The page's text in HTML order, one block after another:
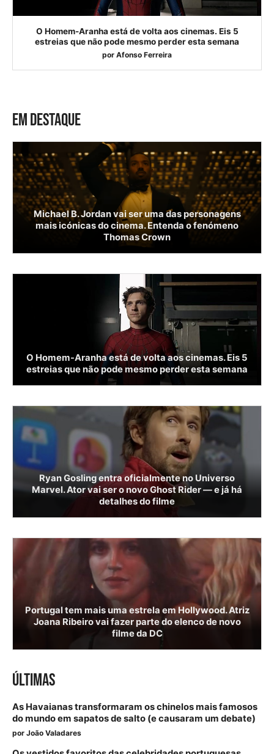
O Homem-Aranha está de volta aos cinemas. Eis 5
estreias que não pode mesmo perder esta semana
por Afonso Ferreira
EM DESTAQUE
Michael B. Jordan vai ser uma das personagens
mais icónicas do cinema. Entenda o fenómeno
Thomas Crown
O Homem-Aranha está de volta aos cinemas. Eis 5
estreias que não pode mesmo perder esta semana
Ryan Gosling entra oficialmente no Universo
Marvel. Ator vai ser o novo Ghost Rider — e já há
detalhes do filme
Portugal tem mais uma estrela em Hollywood. Atriz
Joana Ribeiro vai fazer parte do elenco de novo
filme da DC
ÚLTIMAS
As Havaianas transformaram os chinelos mais famosos
do mundo em sapatos de salto (e causaram um debate)
por João Valadares